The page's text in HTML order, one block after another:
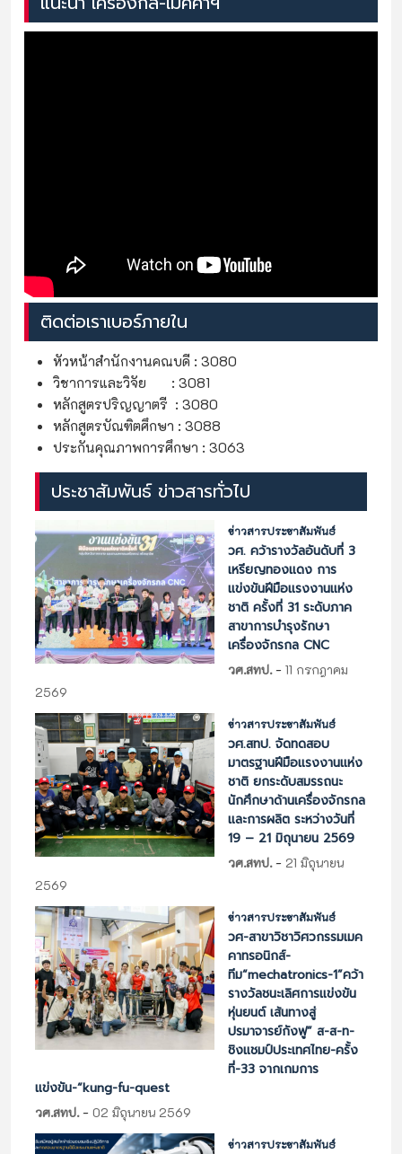
ติดต่อเราเบอร์ภายใน
หัวหน้าสำนักงานคณบดี : 3080
วิชาการและวิจัย : 3081
หลักสูตรปริญญาตรี : 3080
หลักสูตรบัณฑิตศึกษา : 3088
ประกันคุณภาพการศึกษา : 3063
ประชาสัมพันธ์ ข่าวสารทั่วไป
ข่าวสารประชาสัมพันธ์
วศ. คว้ารางวัลอันดับที่ 3
เหรียญทองแดง การ
แข่งขันฝีมือแรงงานแห่ง
ชาติ ครั้งที่ 31 ระดับภาค
สาขาการบำรุงรักษา
เครื่องจักรกล CNC
วศ.สทป.-11 กรกฎาคม
2569
ข่าวสารประชาสัมพันธ์
วศ.สทป. จัดทดสอบ
มาตรฐานฝีมือแรงงานแห่ง
ชาติ ยกระดับสมรรถนะ
นักศึกษาด้านเครื่องจักรกล
และการผลิต ระหว่างวันที่
19 – 21 มิถุนายน 2569
วศ.สทป.- 21 มิถุนายน
2569
ข่าวสารประชาสัมพันธ์
วศ-สาขาวิชาวิศวกรรมเมค
คาทรอนิกส์-
ทีม“mechatronics-1”คว้า
รางวัลชนะเลิศการแข่งขัน
หุ่นยนต์ เส้นทางสู่
ปรมาจารย์กังฟู” ส-ส-ท-
ชิงแชมป์ประเทศไทย-ครั้ง
ที่-33 จากเกมการ
แข่งขัน-“kung-fu-quest
วศ.สทป.- 02 มิถุนายน 2569
ข่าวสารประชาสัมพันธ์